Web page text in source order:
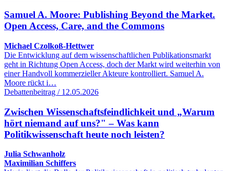
Samuel A. Moore: Publishing Beyond the Market.
Open Access, Care, and the Commons
Michael Czolkoß-Hettwer
Die Entwicklung auf dem wissenschaftlichen Publikationsmarkt
geht in Richtung Open Access, doch der Markt wird weiterhin von
einer Handvoll kommerzieller Akteure kontrolliert. Samuel A.
Moore rückt i…
Debattenbeitrag / 12.05.2026
Zwischen Wissenschaftsfeindlichkeit und „Warum
hört niemand auf uns?" – Was kann
Politikwissenschaft heute noch leisten?
Julia Schwanholz
Maximilian Schiffers